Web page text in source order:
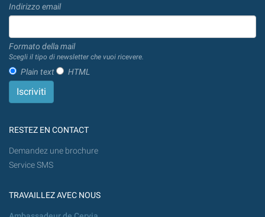
Indirizzo email
Formato della mail
Scegli il tipo di newsletter che vuoi ricevere.
Plain text HTML
RESTEZ EN CONTACT
Demandez une brochure
Service SMS
TRAVAILLEZ AVEC NOUS